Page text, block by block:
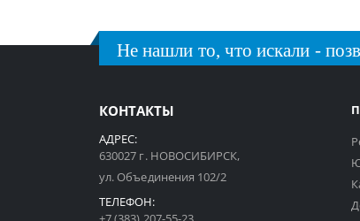
Не нашли то, что искали -
КОНТАКТЫ
АДРЕС:
630027 г. НОВОСИБИРСК,
ул. Объединения 102/2
ТЕЛЕФОН: